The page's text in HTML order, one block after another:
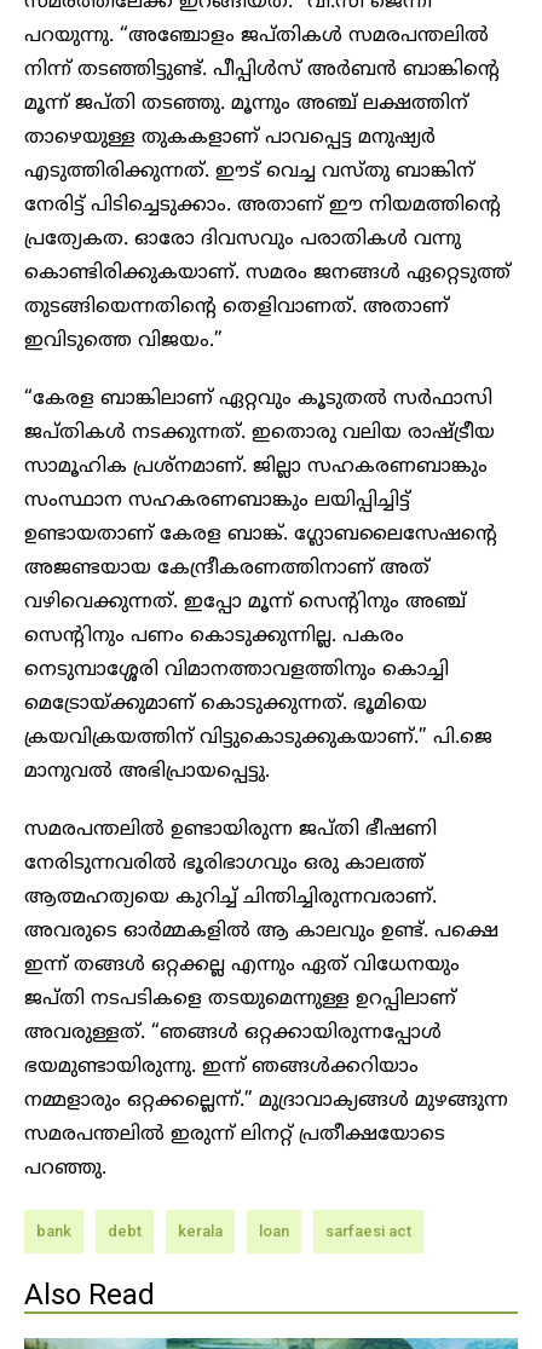
പറയുന്നു. “അഞ്ചോളം ജപ്തികൾ സമരപന്തലിൽ
നിന്ന് തടഞ്ഞിട്ടുണ്ട്. പീപ്പിൾസ് അർബൻ ബാങ്കിന്റെ
മൂന്ന് ജപ്തി തടഞ്ഞു. മൂന്നും അഞ്ച് ലക്ഷത്തിന്
താഴെയുള്ള തുകകളാണ് പാവപ്പെട്ട മനുഷ്യർ
എടുത്തിരിക്കുന്നത്. ഈട് വെച്ച വസ്തു ബാങ്കിന്
നേരിട്ട് പിടിച്ചെടുക്കാം. അതാണ് ഈ നിയമത്തിന്റെ
പ്രത്യേകത. ഓരോ ദിവസവും പരാതികൾ വന്നു
കൊണ്ടിരിക്കുകയാണ്. സമരം ജനങ്ങൾ ഏറ്റെടുത്ത്
തുടങ്ങിയെന്നതിന്റെ തെളിവാണത്. അതാണ്
ഇവിടുത്തെ വിജയം.”
“കേരള ബാങ്കിലാണ് ഏറ്റവും കൂടുതൽ സർഫാസി
ജപ്തികൾ നടക്കുന്നത്. ഇതൊരു വലിയ രാഷ്ട്രീയ
സാമൂഹിക പ്രശ്‌നമാണ്. ജില്ലാ സഹകരണബാങ്കും
സംസ്ഥാന സഹകരണബാങ്കും ലയിപ്പിച്ചിട്ട്
ഉണ്ടായതാണ് കേരള ബാങ്ക്. ഗ്ലോബലൈസേഷന്റെ
അജണ്ടയായ കേന്ദ്രീകരണത്തിനാണ് അത്
വഴിവെക്കുന്നത്. ഇപ്പോ മൂന്ന് സെന്റിനും അഞ്ച്
സെന്റിനും പണം കൊടുക്കുന്നില്ല. പകരം
നെടുമ്പാശ്ശേരി വിമാനത്താവളത്തിനും കൊച്ചി
മെട്രോയ്ക്കുമാണ് കൊടുക്കുന്നത്. ഭൂമിയെ
ക്രയവിക്രയത്തിന് വിട്ടുകൊടുക്കുകയാണ്.” പി.ജെ
മാനുവൽ അഭിപ്രായപ്പെട്ടു.
സമരപന്തലിൽ ഉണ്ടായിരുന്ന ജപ്തി ഭീഷണി
നേരിടുന്നവരിൽ ഭൂരിഭാഗവും ഒരു കാലത്ത്
ആത്മഹത്യയെ കുറിച്ച് ചിന്തിച്ചിരുന്നവരാണ്.
അവരുടെ ഓർമ്മകളിൽ ആ കാലവും ഉണ്ട്. പക്ഷെ
ഇന്ന് തങ്ങൾ ഒറ്റക്കല്ല എന്നും ഏത് വിധേനയും
ജപ്തി നടപടികളെ തടയുമെന്നുള്ള ഉറപ്പിലാണ്
അവരുള്ളത്. “ഞങ്ങൾ ഒറ്റക്കായിരുന്നപ്പോൾ
ഭയമുണ്ടായിരുന്നു. ഇന്ന് ഞങ്ങൾക്കറിയാം
നമ്മളാരും ഒറ്റക്കല്ലെന്ന്.” മുദ്രാവാക്യങ്ങൾ മുഴങ്ങുന്ന
സമരപന്തലിൽ ഇരുന്ന് ലിനറ്റ് പ്രതീക്ഷയോടെ
പറഞ്ഞു.
bank debt kerala loan sarfaesi act
Also Read